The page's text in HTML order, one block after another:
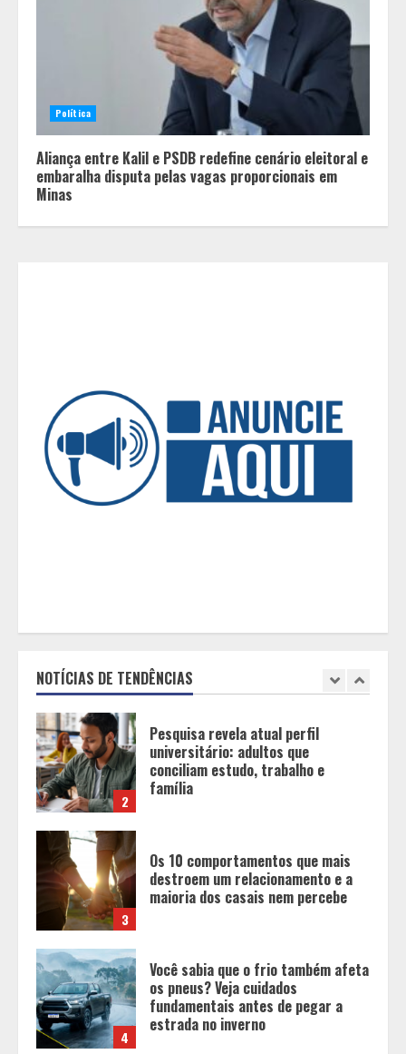
Política
Aliança entre Kalil e PSDB redefine cenário eleitoral e
embaralha disputa pelas vagas proporcionais em
Minas
NOTÍCIAS DE TENDÊNCIAS
Pesquisa revela atual perfil
universitário: adultos que
conciliam estudo, trabalho e
família
Os 10 comportamentos que mais
destroem um relacionamento e a
maioria dos casais nem percebe
5
transformar o WhatsApp em um
canal menos confiável para os
usuários, diz especialista
Entrada na escolinha não significa
2
universitário: adultos que
família
3
Os 10 comportamentos que mais
destroem um relacionamento e a
maioria dos casais nem percebe
4
Você sabia que o frio também afeta
os pneus? Veja cuidados
fundamentais antes de pegar a
estrada no inverno
5
Projeto em análise no Senado pode
transformar o WhatsApp em um
canal menos confiável para os
usuários, diz especialista